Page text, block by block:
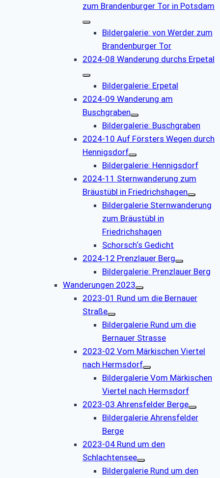
zum Brandenburger Tor in Potsdam
Bildergalerie: von Werder zum
Brandenburger Tor
2024-08 Wanderung durchs Erpetal
Bildergalerie: Erpetal
2024-09 Wanderung am
Buschgraben
Bildergalerie: Buschgraben
2024-10 Auf Försters Wegen durch
Hennigsdorf
Bildergalerie: Hennigsdorf
2024-11 Sternwanderung zum
Bräustübl in Friedrichshagen
Bildergalerie Sternwanderung
zum Bräustübl in
Friedrichshagen
Schorsch‘s Gedicht
2024-12 Prenzlauer Berg
Bildergalerie: Prenzlauer Berg
Wanderungen 2023
2023-01 Rund um die Bernauer
Straße
Bildergalerie Rund um die
Bernauer Strasse
2023-02 Vom Märkischen Viertel
nach Hermsdorf
Bildergalerie Vom Märkischen
Viertel nach Hermsdorf
2023-03 Ahrensfelder Berge
Bildergalerie Ahrensfelder
Berge
2023-04 Rund um den
Schlachtensee
Bildergalerie Rund um den